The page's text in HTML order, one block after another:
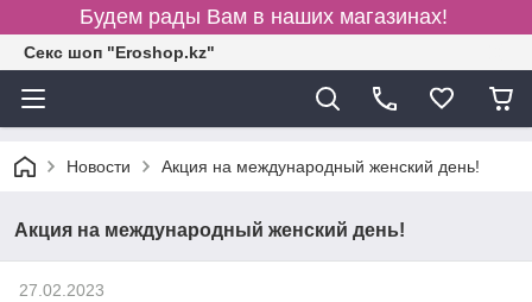
Будем рады Вам в наших магазинах!
Секс шоп "Eroshop.kz"
Новости Акция на международный женский день!
Акция на международный женский день!
27.02.2023